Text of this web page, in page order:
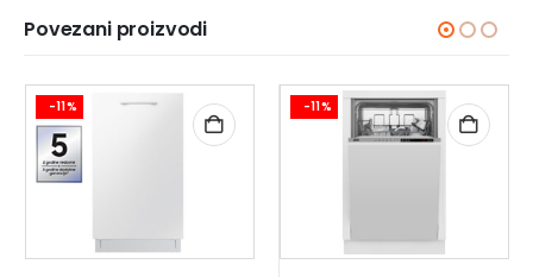
Povezani proizvodi
-11% -11%